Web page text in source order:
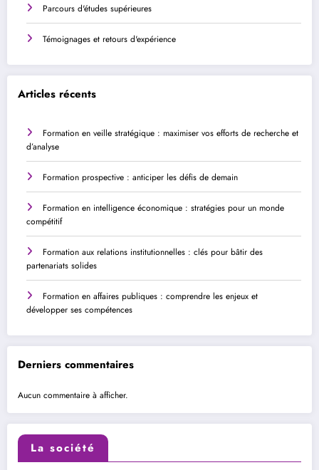
Parcours d'études supérieures
Témoignages et retours d'expérience
Articles récents
Formation en veille stratégique : maximiser vos efforts de recherche et
d’analyse
Formation prospective : anticiper les défis de demain
Formation en intelligence économique : stratégies pour un monde
compétitif
Formation aux relations institutionnelles : clés pour bâtir des
partenariats solides
Formation en affaires publiques : comprendre les enjeux et
développer ses compétences
Derniers commentaires
Aucun commentaire à afficher.
La société